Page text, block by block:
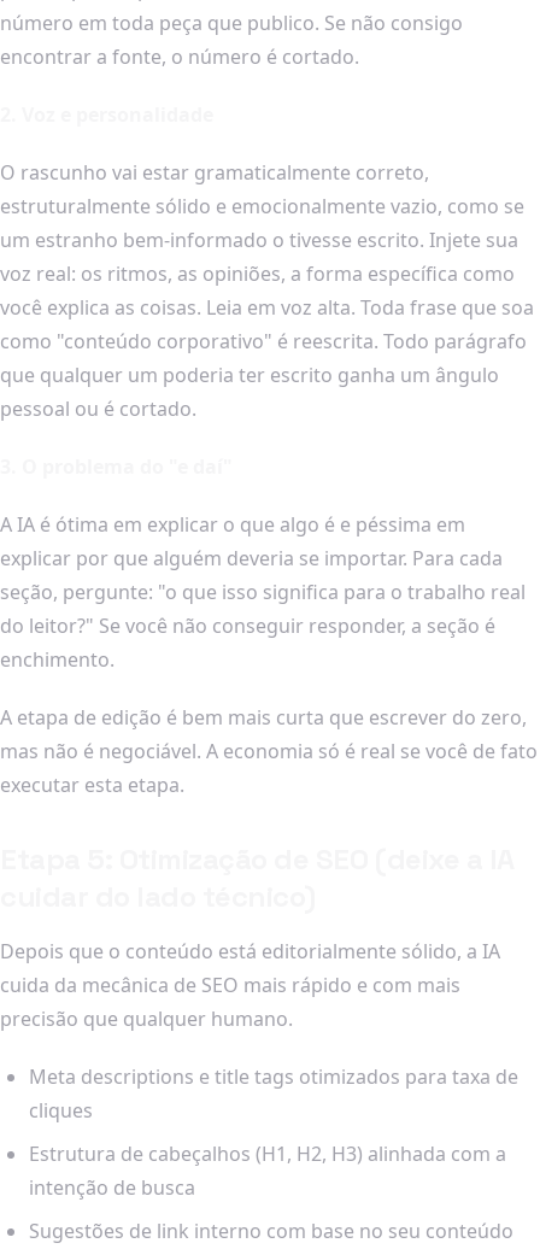
número em toda peça que publico. Se não consigo
encontrar a fonte, o número é cortado.
O rascunho vai estar gramaticalmente correto,
estruturalmente sólido e emocionalmente vazio, como se
um estranho bem-informado o tivesse escrito. Injete sua
voz real: os ritmos, as opiniões, a forma específica como
você explica as coisas. Leia em voz alta. Toda frase que soa
como "conteúdo corporativo" é reescrita. Todo parágrafo
que qualquer um poderia ter escrito ganha um ângulo
pessoal ou é cortado.
A IA é ótima em explicar o que algo é e péssima em
explicar por que alguém deveria se importar. Para cada
seção, pergunte: "o que isso significa para o trabalho real
do leitor?" Se você não conseguir responder, a seção é
enchimento.
A etapa de edição é bem mais curta que escrever do zero,
mas não é negociável. A economia só é real se você de fato
executar esta etapa.
Depois que o conteúdo está editorialmente sólido, a IA
cuida da mecânica de SEO mais rápido e com mais
precisão que qualquer humano.
Meta descriptions e title tags otimizados para taxa de
cliques
Estrutura de cabeçalhos (H1, H2, H3) alinhada com a
intenção de busca
Sugestões de link interno com base no seu conteúdo